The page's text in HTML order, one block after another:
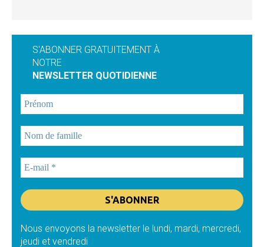
S'ABONNER GRATUITEMENT À
NOTRE
NEWSLETTER QUOTIDIENNE
Nous envoyons la newsletter le lundi, mardi, mercredi,
jeudi et vendredi